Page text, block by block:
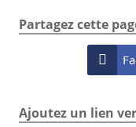
Partagez cette

Ajoutez un lien